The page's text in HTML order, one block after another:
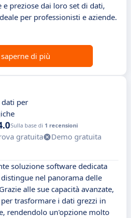
preziose dai loro set di dati,
per professionisti e aziende.
saperne di più
dati per
Sulla base di 1 recensioni
gratuita
Demo gratuita
soluzione software dedicata
nel panorama delle
alle sue capacità avanzate,
trasformare i dati grezzi in
rendendolo un'opzione molto